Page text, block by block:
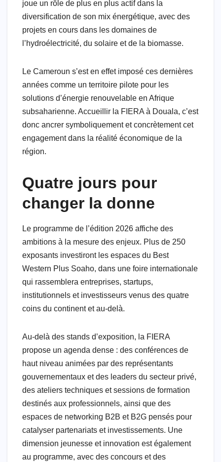
joue un rôle de plus en plus actif dans la
diversification de son mix énergétique, avec des
projets en cours dans les domaines de
l’hydroélectricité, du solaire et de la biomasse.
Le Cameroun s’est en effet imposé ces dernières
années comme un territoire pilote pour les
solutions d’énergie renouvelable en Afrique
subsaharienne. Accueillir la FIERA à Douala, c’est
donc ancrer symboliquement et concrètement cet
engagement dans la réalité économique de la
région.
Quatre jours pour
changer la donne
Le programme de l’édition 2026 affiche des
ambitions à la mesure des enjeux. Plus de 250
exposants investiront les espaces du Best
Western Plus Soaho, dans une foire internationale
qui rassemblera entreprises, startups,
institutionnels et investisseurs venus des quatre
coins du continent et au-delà.
Au-delà des stands d’exposition, la FIERA
propose un agenda dense : des conférences de
haut niveau animées par des représentants
gouvernementaux et des leaders du secteur privé,
des ateliers techniques et sessions de formation
destinés aux professionnels, ainsi que des
espaces de networking B2B et B2G pensés pour
catalyser partenariats et investissements. Une
dimension jeunesse et innovation est également
au programme, avec des concours et des